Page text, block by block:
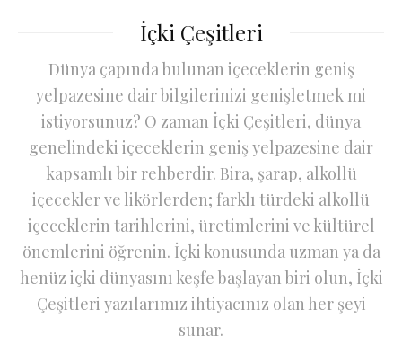
İçki Çeşitleri
Dünya çapında bulunan içeceklerin geniş
yelpazesine dair bilgilerinizi genişletmek mi
istiyorsunuz? O zaman İçki Çeşitleri, dünya
genelindeki içeceklerin geniş yelpazesine dair
kapsamlı bir rehberdir. Bira, şarap, alkollü
içecekler ve likörlerden; farklı türdeki alkollü
içeceklerin tarihlerini, üretimlerini ve kültürel
önemlerini öğrenin. İçki konusunda uzman ya da
henüz içki dünyasını keşfe başlayan biri olun, İçki
Çeşitleri yazılarımız ihtiyacınız olan her şeyi
sunar.